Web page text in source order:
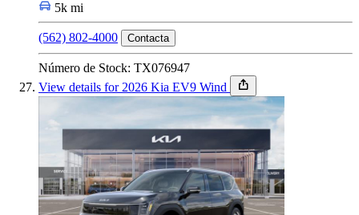
5k mi
(562) 802-4000 Contacta
Número de Stock: TX076947
View details for 2026 Kia EV9 Wind